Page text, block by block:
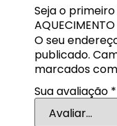
Seja o primeiro
O seu
publicado.
marcados com
Sua avaliação *